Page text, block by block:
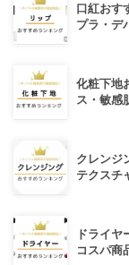
口紅おす
プラ・デ
化粧下地
ス・敏感
クレンジ
テクスチ
ドライヤ
コスパ商